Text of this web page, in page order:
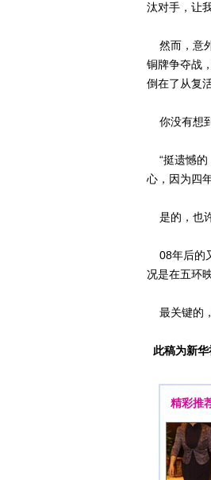
汰对手，让
然而，意
铜牌争夺战
倒在了从复
你没有想
“挺遗憾的
心，因为四
是的，也
08年后的
况是在五环
最关键的
此稿为新华
精彩推